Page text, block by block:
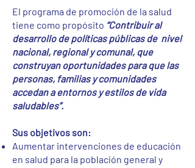
El programa de promoción de la salud
tiene como propósito “Contribuir al
desarrollo de políticas públicas de nivel
nacional, regional y comunal, que
construyan oportunidades para que las
personas, familias y comunidades
accedan a entornos y estilos de vida
saludables”.
Sus objetivos son:
Aumentar intervenciones de educación
en salud para la población general y